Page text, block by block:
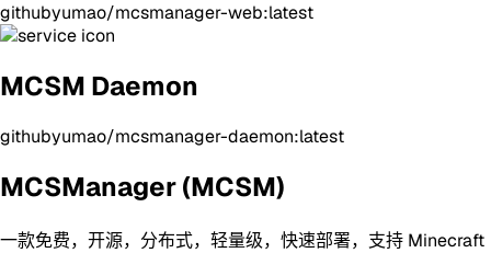
githubyumao/mcsmanager-web:latest
MCSM Daemon
githubyumao/mcsmanager-daemon:latest
MCSManager (MCSM)
一款免费，开源，分布式，轻量级，快速部署，支持 Minecraft